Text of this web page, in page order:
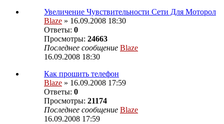
Увеличение Чувствительности Сети Для Моторол
Blaze » 16.09.2008 18:30
Ответы: 0
Просмотры: 24663
Последнее сообщение Blaze
16.09.2008 18:30
Как прошить телефон
Blaze » 16.09.2008 17:59
Ответы: 0
Просмотры: 21174
Последнее сообщение Blaze
16.09.2008 17:59